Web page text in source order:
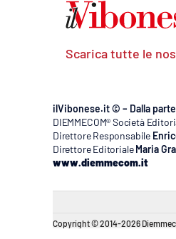
Scarica tutte le
ilVibonese.it © – Dalla
DIEMMECOM® Società
Direttore Responsabile
Direttore Editoriale Maria
www.diemmecom.it
Copyright © 2014-2026